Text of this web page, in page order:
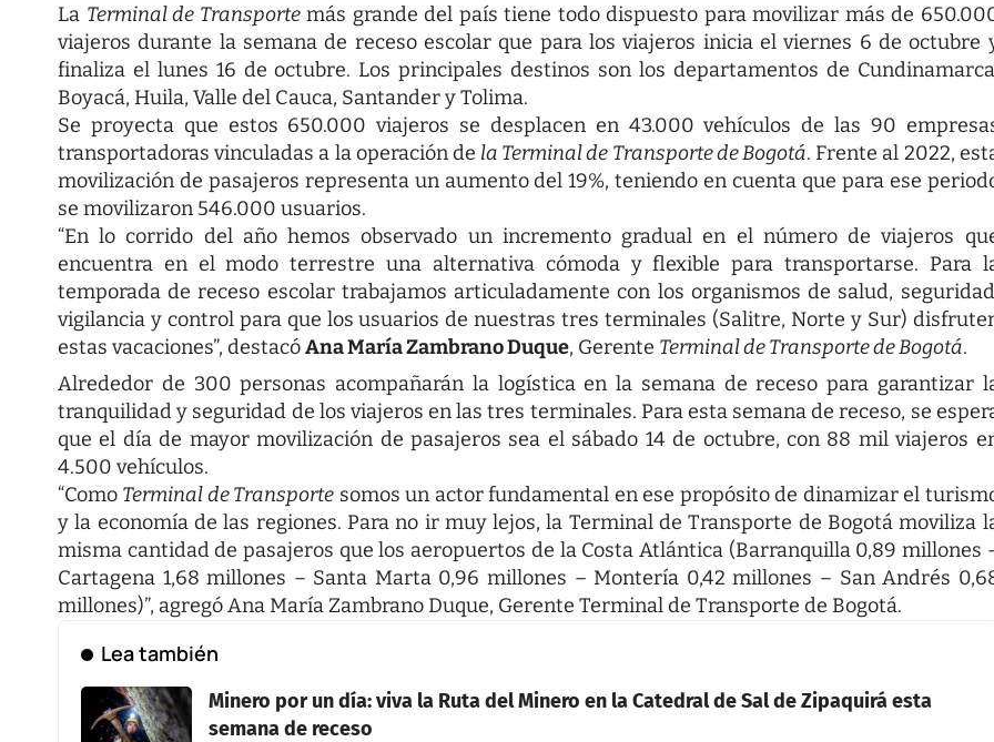
La Terminal de Transportemás grande del país tiene todo dispuesto para movilizar más de
viajeros durante la semana de receso escolar que para los viajeros inicia el viernes 6 de octubre
finaliza el lunes 16 de octubre. Los principales destinos son los departamentos de
Boyacá, Huila, Valle del Cauca, Santander y Tolima.
Se proyecta que estos 650.000 viajeros se desplacen en 43.000 vehículos de las 90
transportadoras vinculadas a la operación de la Terminal de Transporte de Bogotá. Frente al 2022,
movilización de pasajeros representa un aumento del 19%, teniendo en cuenta que para ese
se movilizaron 546.000 usuarios.
“En lo corrido del año hemos observado un incremento gradual en el número de viajeros
encuentra en el modo terrestre una alternativa cómoda y flexible para transportarse. Para
temporada de receso escolar trabajamos articuladamente con los organismos de salud,
vigilancia y control para que los usuarios de nuestras tres terminales (Salitre, Norte y Sur)
estas vacaciones”, destacóAna María Zambrano Duque, Gerente Terminal de Transporte de Bogotá.
Alrededor de 300 personas acompañarán la logística en la semana de receso para garantizar
tranquilidad y seguridad de los viajeros en las tres terminales. Para esta semana de receso, se
que el día de mayor movilización de pasajeros sea el sábado 14 de octubre, con 88 mil viajeros
4.500 vehículos.
“Como Terminal de Transporte somos un actor fundamental en ese propósito de dinamizar el
y la economía de las regiones. Para no ir muy lejos, la Terminal de Transporte de Bogotá moviliza
misma cantidad de pasajeros que los aeropuertos de la Costa Atlántica (Barranquilla 0,89 millones
Cartagena 1,68 millones – Santa Marta 0,96 millones – Montería 0,42 millones – San Andrés
millones)”, agregó Ana María Zambrano Duque, Gerente Terminal de Transporte de Bogotá.
Lea también
Minero por un día: viva la Ruta del Minero en la Catedral de Sal de Zipaquirá esta
semana de receso